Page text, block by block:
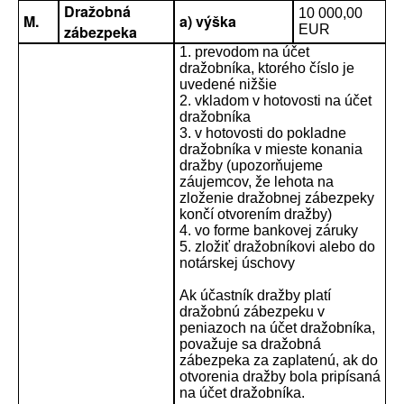
M.
Dražobná
zábezpeka
a) výška
10 000,00
EUR
1. prevodom na účet
dražobníka, ktorého číslo je
uvedené nižšie
2. vkladom v hotovosti na účet
dražobníka
3. v hotovosti do pokladne
dražobníka v mieste konania
dražby (upozorňujeme
záujemcov, že lehota na
zloženie dražobnej zábezpeky
končí otvorením dražby)
4. vo forme bankovej záruky
5. zložiť dražobníkovi alebo do
notárskej úschovy
Ak účastník dražby platí
dražobnú zábezpeku v
peniazoch na účet dražobníka,
považuje sa dražobná
zábezpeka za zaplatenú, ak do
otvorenia dražby bola pripísaná
na účet dražobníka.